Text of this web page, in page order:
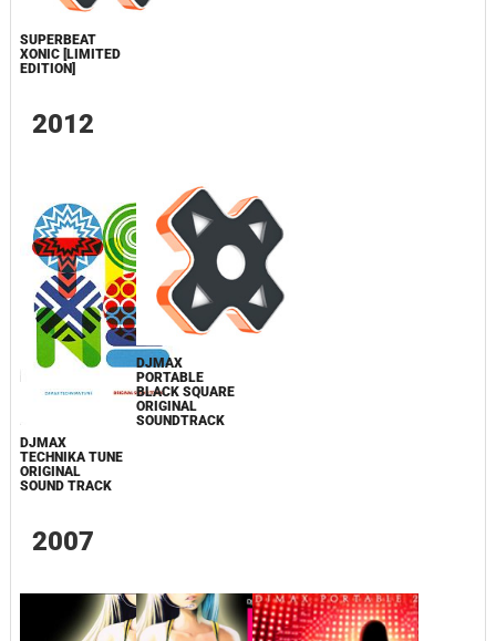
SUPERBEAT
XONIC [LIMITED
EDITION]
2012
DJMAX
TECHNIKA TUNE
ORIGINAL
SOUND TRACK
DJMAX
PORTABLE
BLACK SQUARE
ORIGINAL
SOUNDTRACK
2007